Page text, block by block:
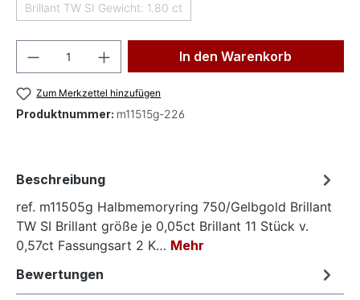
Brillant TW SI Gewicht: 1.80 ct(Diese Option ist zurzeit nicht verfügbar.)
Produkt Anzahl: Gib den gewünschten
In den Warenkorb
Zum Merkzettel hinzufügen
Produktnummer: m11515g-226
Beschreibung
ref. m11505g Halbmemoryring 750/Gelbgold Brillant
TW SI Brillant größe je 0,05ct Brillant 11 Stück v.
0,57ct Fassungsart 2 K… Mehr
Bewertungen